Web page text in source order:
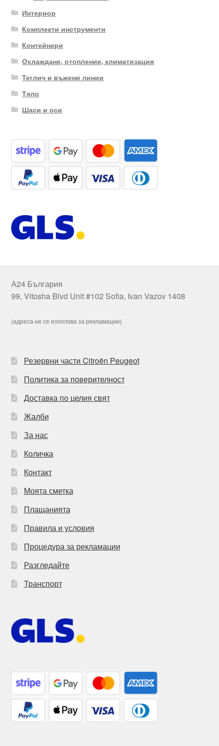
Интериор
Комплекти инструменти
Контейнери
Охлаждане, отопление, климатизация
Теглич и въжени линии
Тяло
Шаси и оси
А24 България
99, Vitosha Blvd Unit #102 Sofia, Ivan Vazov 1408
(адреса не се използва за рекламации)
Резервни части Citroën Peugeot
Политика за поверителност
Доставка по целия свят
Жалби
За нас
Количка
Контакт
Моята сметка
Плащанията
Правила и условия
Процедура за рекламации
Разгледайте
Транспорт